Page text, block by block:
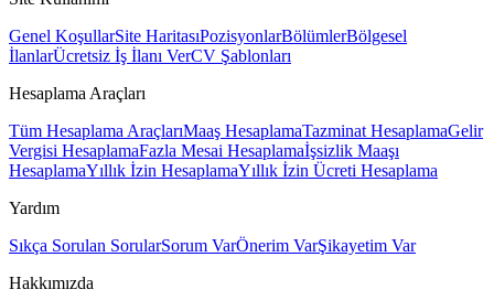
Genel KoşullarSite HaritasıPozisyonlarBölümlerBölgesel
İlanlarÜcretsiz İş İlanı VerCV Şablonları
Hesaplama Araçları
Tüm Hesaplama AraçlarıMaaş HesaplamaTazminat HesaplamaGelir
Vergisi HesaplamaFazla Mesai Hesaplamaİşsizlik Maaşı
HesaplamaYıllık İzin HesaplamaYıllık İzin Ücreti Hesaplama
Yardım
Sıkça Sorulan SorularSorum VarÖnerim VarŞikayetim Var
Hakkımızda